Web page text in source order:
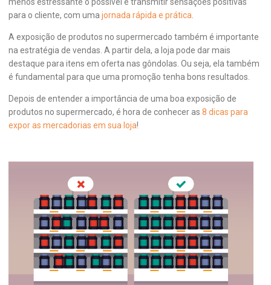
para o cliente, com uma jornada rápida e prática
A exposição de produtos no supermercado também é importante
na estratégia de vendas. A partir dela, a loja pode dar mais
destaque para itens em oferta nas gôndolas. Ou seja, ela também
é fundamental para que uma promoção tenha bons resultados.
Depois de entender a importância de uma boa exposição de
produtos no supermercado, é hora de conhecer as 8 dicas para
expor as mercadorias em sua loja!